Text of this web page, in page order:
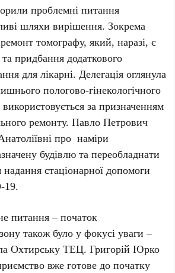
проблемні питання
шляхи вирішення. Зокрема
томографу, який, наразі, є
придбання додаткового
для лікарні. Делегація оглянула
пологово-гінекологічного
використовується за призначенням
ремонту. Павло Петрович
про наміри
будівлю та переобладнати
надання стаціонарної допомоги
19.
питання – початок
також було у фокусі уваги –
Охтирську ТЕЦ. Григорій Юрко
вже готове до початку